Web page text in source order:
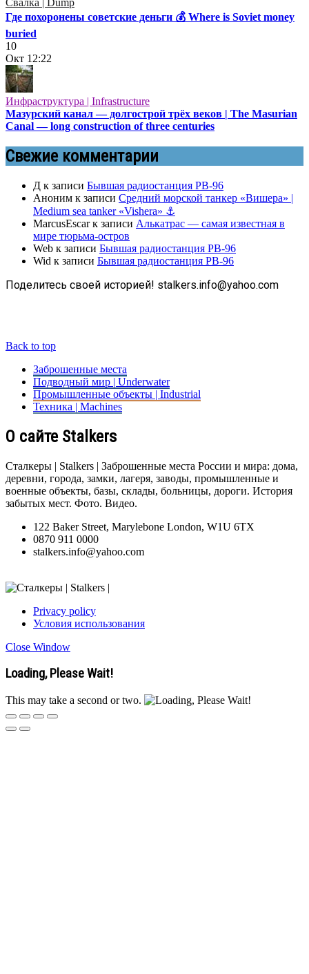
Свалка | Dump
Где похоронены советские деньги 💰 Where is Soviet money
buried
10
Окт 12:22
Инфраструктура | Infrastructure
Мазурский канал — долгострой трёх веков | The Masurian
Canal — long construction of three centuries
Свежие комментарии
Д к записи Бывшая радиостанция РВ-96
Аноним к записи Средний морской танкер «Вишера» |
Medium sea tanker «Vishera» ⚓
MarcusEscarк записи Алькатрас — самая известная в
мире тюрьма-остров
Web к записи Бывшая радиостанция РВ-96
Wid к записи Бывшая радиостанция РВ-96
Поделитесь своей историей! stalkers.info@yahoo.com
Back to top
Заброшенные места
Подводный мир | Underwater
Промышленные объекты | Industrial
Техника | Machines
О сайте Stalkers
Сталкеры | Stalkers | Заброшенные места России и мира: дома,
деревни, города, замки, лагеря, заводы, промышленные и
военные объекты, базы, склады, больницы, дороги. История
забытых мест. Фото. Видео.
122 Baker Street, Marylebone London, W1U 6TX
0870 911 0000
stalkers.info@yahoo.com
Privacy policy
Условия использования
Close Window
Loading, Please Wait!
This may take a second or two.